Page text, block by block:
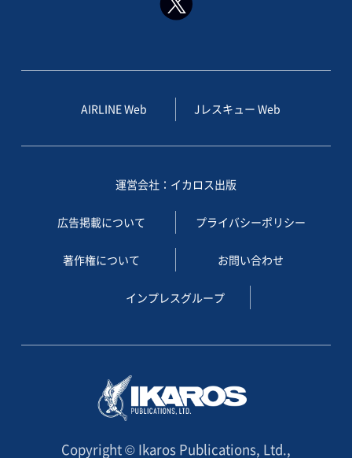
AIRLINE Web Jレスキュー Web
運営会社：イカロス出版
広告掲載について プライバシーポリシー
著作権について お問い合わせ
インプレスグループ
Copyright © Ikaros Publications, Ltd.,